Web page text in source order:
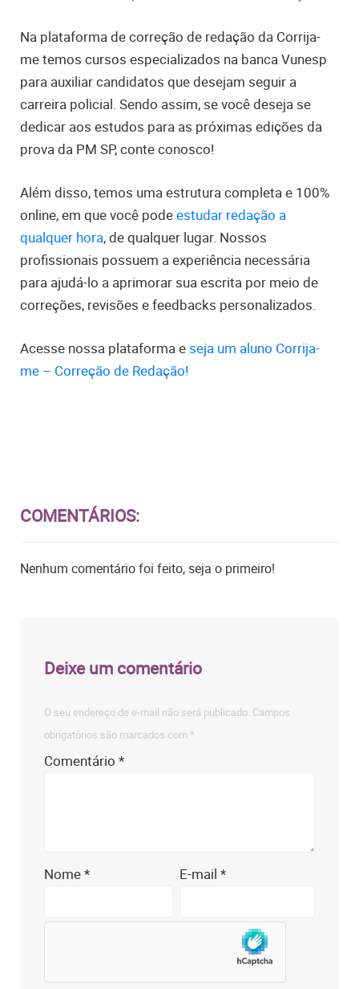
Na plataforma de correção de redação da Corrija-
me temos cursos especializados na banca Vunesp
para auxiliar candidatos que desejam seguir a
carreira policial. Sendo assim, se você deseja se
dedicar aos estudos para as próximas edições da
prova da PM SP, conte conosco!
Além disso, temos uma estrutura completa e 100%
online, em que você podeestudar redação a
qualquer hora, de qualquer lugar. Nossos
profissionais possuem a experiência necessária
para ajudá-lo a aprimorar sua escrita por meio de
correções, revisões e feedbacks personalizados.
Acesse nossa plataforma e seja um aluno Corrija-
me – Correção de Redação!
COMENTÁRIOS:
Nenhum comentário foi feito, seja o primeiro!
Deixe um comentário
O seu endereço de e-mail não será publicado. Campos
obrigatórios são marcados com *
Comentário*
Nome* E-mail *